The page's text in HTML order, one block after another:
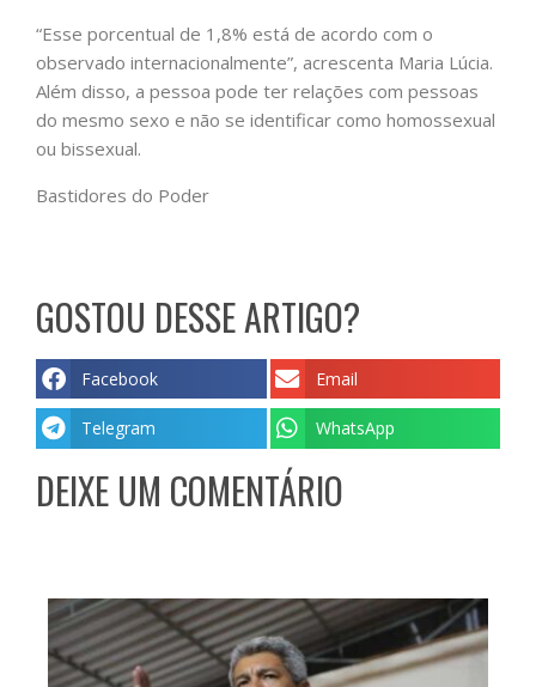
“Esse porcentual de 1,8% está de acordo com o
observado internacionalmente”, acrescenta Maria Lúcia.
Além disso, a pessoa pode ter relações com pessoas
do mesmo sexo e não se identificar como homossexual
ou bissexual.
Bastidores do Poder
GOSTOU DESSE ARTIGO?
Facebook Email
Telegram WhatsApp
DEIXE UM COMENTÁRIO